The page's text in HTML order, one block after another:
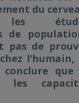
du
les
de
pas de
conclure que
les